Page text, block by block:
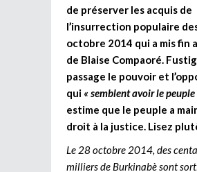
de préserver les acquis de
l’insurrection populaire
octobre 2014 qui a mis fin
de Blaise Compaoré.
passage le pouvoir et
qui « semblent avoir le peuple
estime que le peuple a
droit à la justice. Lisez
Le 28 octobre 2014, des
milliers de Burkinabè sont